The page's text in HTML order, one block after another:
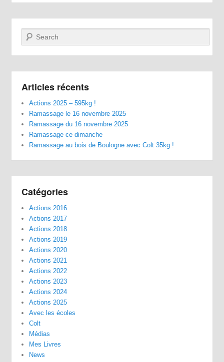
Recherche
Articles récents
Actions 2025 – 595kg !
Ramassage le 16 novembre 2025
Ramassage du 16 novembre 2025
Ramassage ce dimanche
Ramassage au bois de Boulogne avec Colt 35kg !
Catégories
Actions 2016
Actions 2017
Actions 2018
Actions 2019
Actions 2020
Actions 2021
Actions 2022
Actions 2023
Actions 2024
Actions 2025
Avec les écoles
Colt
Médias
Mes Livres
News